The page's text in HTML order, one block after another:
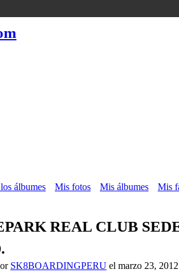
álbumes Mis fotos Mis álbumes Mis
REAL CLUB
SK8BOARDINGPERU el marzo 23,